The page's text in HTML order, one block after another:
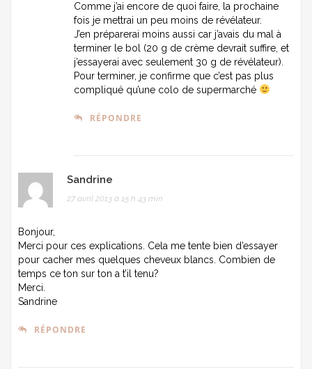
Comme j’ai encore de quoi faire, la prochaine
fois je mettrai un peu moins de révélateur.
J’en préparerai moins aussi car j’avais du mal à
terminer le bol (20 g de crème devrait suffire, et
j’essayerai avec seulement 30 g de révélateur).
Pour terminer, je confirme que c’est pas plus
compliqué qu’une colo de supermarché
RÉPONDRE
Sandrine
27 avril 2013 à 15 h 43 min
Bonjour,
Merci pour ces explications. Cela me tente bien d’essayer
pour cacher mes quelques cheveux blancs. Combien de
temps ce ton sur ton a t’il tenu?
Merci.
Sandrine
RÉPONDRE